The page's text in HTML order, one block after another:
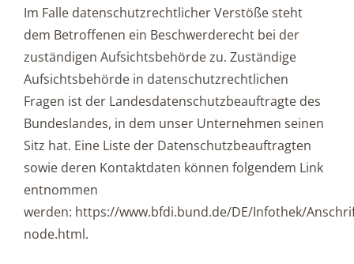
Im Falle datenschutzrechtlicher Verstöße steht
dem Betroffenen ein Beschwerderecht bei der
zuständigen Aufsichtsbehörde zu. Zuständige
Aufsichtsbehörde in datenschutzrechtlichen
Fragen ist der Landesdatenschutzbeauftragte des
Bundeslandes, in dem unser Unternehmen seinen
Sitz hat. Eine Liste der Datenschutzbeauftragten
sowie deren Kontaktdaten können folgendem Link
entnommen
werden: https://www.bfdi.bund.de/DE/Infothek/
node.html.